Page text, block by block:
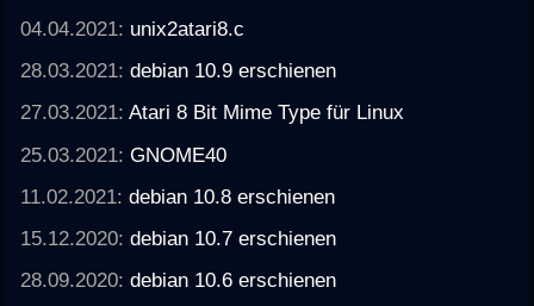
04.04.2021: unix2atari8.c
28.03.2021:debian 10.9 erschienen
27.03.2021:Atari 8 Bit Mime Type für Linux
25.03.2021:GNOME40
11.02.2021:debian 10.8 erschienen
15.12.2020:debian 10.7 erschienen
28.09.2020:debian 10.6 erschienen